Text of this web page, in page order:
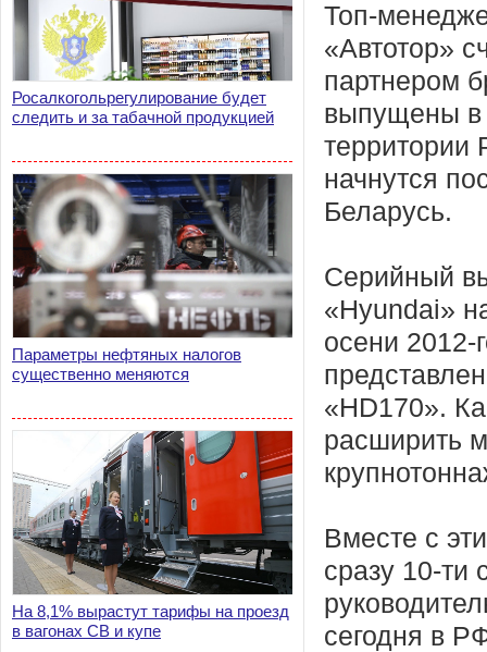
Росалкогольрегулирование будет
следить и за табачной продукцией
Параметры нефтяных налогов
существенно меняются
На 8,1% вырастут тарифы на проезд
в вагонах СВ и купе
Топ-
«Автотор»
партнером
выпущены в
территории
начнутся
Беларусь.
Серийный
«Hyundai»
осени 2012-
«HD170».
расширить
Вместе с
сразу 10-ти
сегодня в